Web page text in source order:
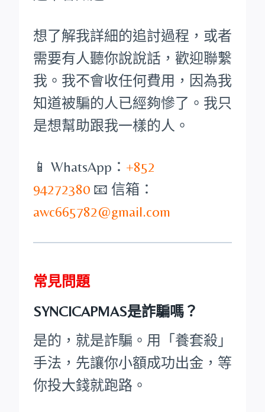
想了解我詳細的追討過程，或者
需要有人聽你說說話，歡迎聯繫
我。我不會收任何費用，因為我
知道被騙的人已經夠慘了。我只
是想幫助跟我一樣的人。
📱 WhatsApp： +852
94272380 📧 信箱：
awc665782@gmail.com
常見問題
SYNCICAPMAS是詐騙嗎？
是的，就是詐騙。用「養套殺」
手法，先讓你小額成功出金，等
你投大錢就跑路。